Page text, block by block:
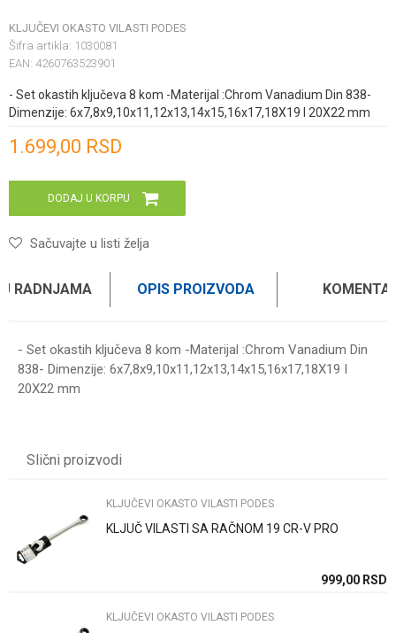
KLJUČEVI OKASTO VILASTI PODES
Šifra artikla: 1030081
EAN: 4260763523901
- Set okastih ključeva 8 kom -Materijal :Chrom Vanadium Din 838-
Dimenzije: 6x7,8x9,10x11,12x13,14x15,16x17,18X19 I 20X22 mm
1.699,00 RSD
DODAJ U KORPU
Sačuvajte u listi želja
RADNJAMA OPIS PROIZVODA
- Set okastih ključeva 8 kom -Materijal :Chrom Vanadium Din
838- Dimenzije: 6x7,8x9,10x11,12x13,14x15,16x17,18X19 I
20X22 mm
Poruka
Slični proizvodi
KLJUČEVI OKASTO VILASTI PODES
KLJUČ VILASTI SA RAČNOM 19 CR-V PRO
999,00 RSD
KLJUČEVI OKASTO VILASTI PODES